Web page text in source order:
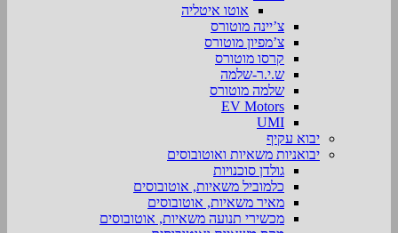
אוטו איטליה
צ’יינה מוטורס
צ’מפיון מוטורס
קרסו מוטורס
ש.י.ר-שלמה
שלמה מוטורס
EV Motors
UMI
יבוא עקיף
יבואניות משאיות ואוטובוסים
גולדן סוכנויות
כלמוביל משאיות, אוטובוסים
מאיר משאיות, אוטובוסים
מכשירי תנועה משאיות, אוטובוסים